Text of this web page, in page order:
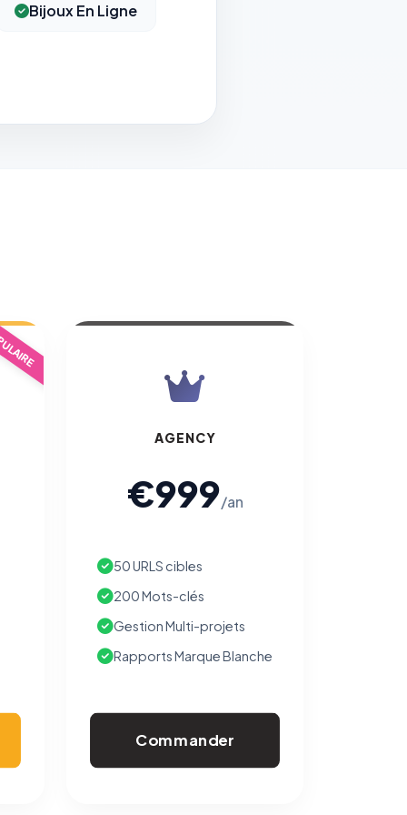
Bijoux En Ligne
AGENCY
€999/an
50 URLS cibles
200 Mots-clés
Gestion Multi-projets
Rapports Marque Blanche
Commander